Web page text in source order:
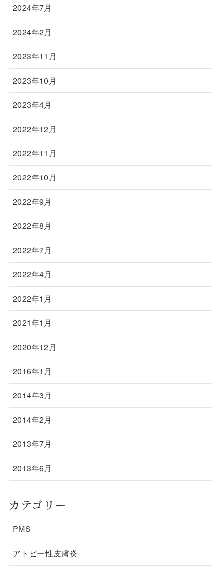
2024年7月
2024年2月
2023年11月
2023年10月
2023年4月
2022年12月
2022年11月
2022年10月
2022年9月
2022年8月
2022年7月
2022年4月
2022年1月
2021年1月
2020年12月
2016年1月
2014年3月
2014年2月
2013年7月
2013年6月
カテゴリー
PMS
アトピー性皮膚炎